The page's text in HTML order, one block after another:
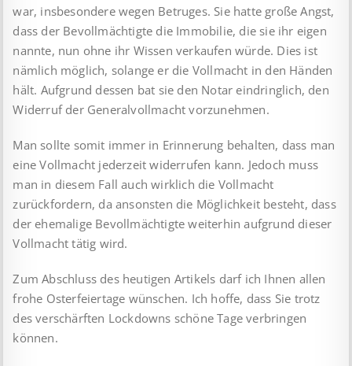
war, insbesondere wegen Betruges. Sie hatte große Angst,
dass der Bevollmächtigte die Immobilie, die sie ihr eigen
nannte, nun ohne ihr Wissen verkaufen würde. Dies ist
nämlich möglich, solange er die Vollmacht in den Händen
hält. Aufgrund dessen bat sie den Notar eindringlich, den
Widerruf der Generalvollmacht vorzunehmen.
Man sollte somit immer in Erinnerung behalten, dass man
eine Vollmacht jederzeit widerrufen kann. Jedoch muss
man in diesem Fall auch wirklich die Vollmacht
zurückfordern, da ansonsten die Möglichkeit besteht, dass
der ehemalige Bevollmächtigte weiterhin aufgrund dieser
Vollmacht tätig wird.
Zum Abschluss des heutigen Artikels darf ich Ihnen allen
frohe Osterfeiertage wünschen. Ich hoffe, dass Sie trotz
des verschärften Lockdowns schöne Tage verbringen
können.